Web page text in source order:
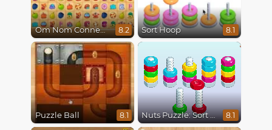
Om Nom Connect Classic 8.2 Sort Hoop 8.1
Puzzle Ball 8.1 Nuts Puzzle: Sort By Color 8.1